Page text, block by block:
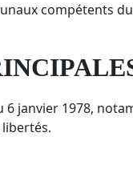
compétents
6 janvier 1978,